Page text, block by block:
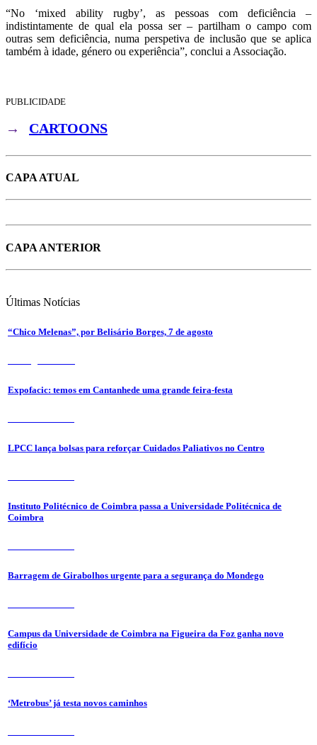
“No ‘mixed ability rugby’, as pessoas com deficiência –
indistintamente de qual ela possa ser – partilham o campo com
outras sem deficiência, numa perspetiva de inclusão que se aplica
também à idade, género ou experiência”, conclui a Associação.
PUBLICIDADE
→ CARTOONS
CAPA ATUAL
CAPA ANTERIOR
Últimas Notícias
“Chico Melenas”, por Belisário Borges, 7 de agosto
Expofacic: temos em Cantanhede uma grande feira-festa
LPCC lança bolsas para reforçar Cuidados Paliativos no Centro
Instituto Politécnico de Coimbra passa a Universidade Politécnica de
Coimbra
Barragem de Girabolhos urgente para a segurança do Mondego
Campus da Universidade de Coimbra na Figueira da Foz ganha novo
edifício
‘Metrobus’ já testa novos caminhos